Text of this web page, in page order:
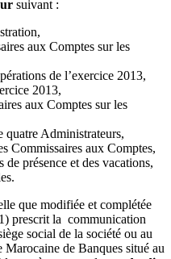
suivant :
aux Comptes sur les
de l’exercice 2013,
2013,
aux Comptes sur les
quatre Administrateurs,
Commissaires aux Comptes,
présence et des vacations,
que modifiée et complétée
prescrit la communication
social de la société ou au
Marocaine de Banques situé au